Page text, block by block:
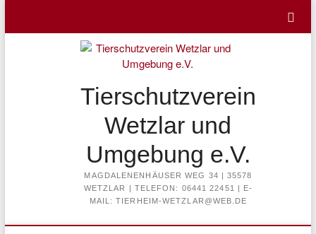
content
Tierschutzverein
Wetzlar und
Umgebung e.V.
MAGDALENENHÄUSER WEG 34 | 35578
WETZLAR | TELEFON: 06441 22451 | E-
MAIL: TIERHEIM-WETZLAR@WEB.DE